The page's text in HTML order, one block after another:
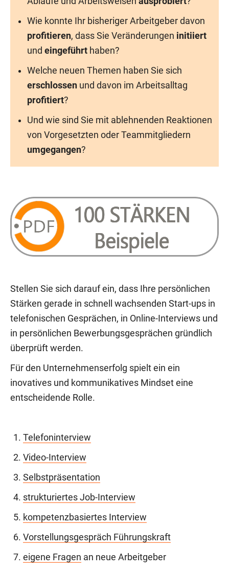
Wie konnte Ihr bisheriger Arbeitgeber davon
profitieren, dass Sie Veränderungen initiiert
und eingeführt haben?
Welche neuen Themen haben Sie sich
erschlossen und davon im Arbeitsalltag
profitiert?
Und wie sind Sie mit ablehnenden Reaktionen
von Vorgesetzten oder Teammitgliedern
umgegangen?
Stellen Sie sich darauf ein, dass Ihre persönlichen
Stärken gerade in schnell wachsenden Start-ups in
telefonischen Gesprächen, in Online-Interviews und
in persönlichen Bewerbungsgesprächen gründlich
überprüft werden.
Für den Unternehmenserfolg spielt ein ein
inovatives und kommunikatives Mindset eine
entscheidende Rolle.
Telefoninterview
Video-Interview
Selbstpräsentation
strukturiertes Job-Interview
kompetenzbasiertes Interview
Vorstellungsgespräch Führungskraft
eigene Fragen an neue Arbeitgeber